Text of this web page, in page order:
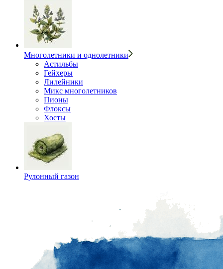
Многолетники и однолетники
Астильбы
Гейхеры
Лилейники
Микс многолетников
Пионы
Флоксы
Хосты
Рулонный газон